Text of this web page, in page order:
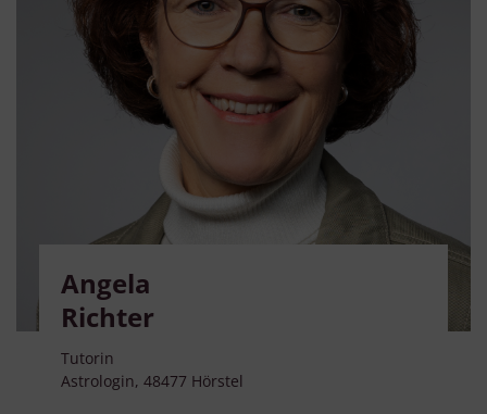
Angela
Richter
Tutorin
Astrologin, 48477 Hörstel